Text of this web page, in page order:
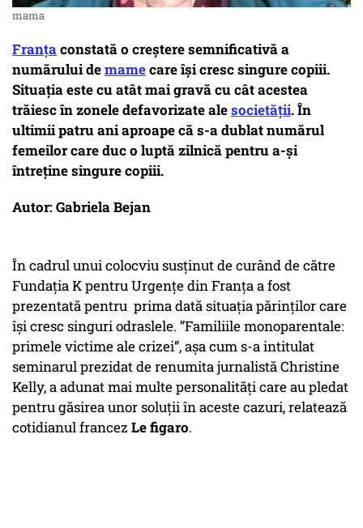
mama
Franțaconstată o creștere semnificativă a
numărului demamecare își cresc singure copiii.
Situația este cu atât mai gravă cu cât acestea
trăiesc în zonele defavorizate alesocietății. În
ultimii patru ani aproape că s-a dublat numărul
femeilor care duc o luptă zilnică pentru a-și
întreține singure copiii.
Autor: Gabriela Bejan
În cadrul unui colocviu susținut de curând de către
Fundația K pentru Urgențe din Franța a fost
prezentată pentru prima dată situația părinților care
își cresc singuri odraslele. ”Familiile monoparentale:
primele victime ale crizei”, așa cum s-a intitulat
seminarul prezidat de renumita jurnalistă Christine
Kelly, a adunat mai multe personalități care au pledat
pentru găsirea unor soluții în aceste cazuri, relatează
cotidianul francez Le figaro.